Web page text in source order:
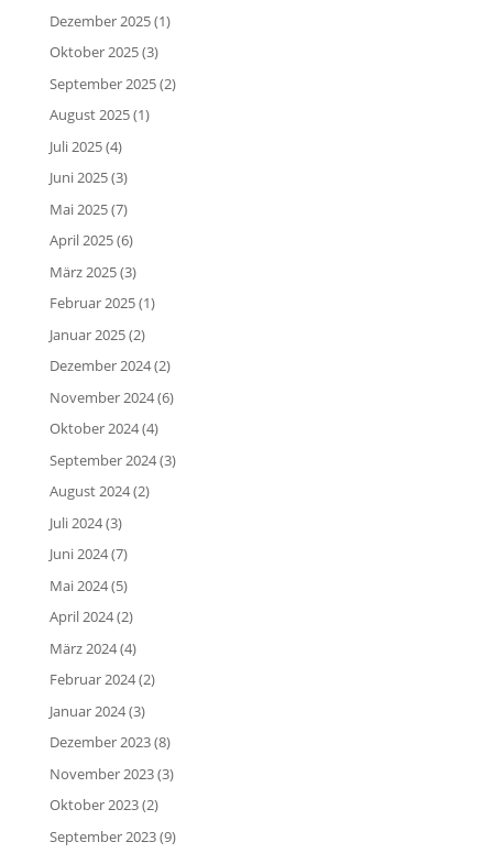
Dezember 2025(1)
Oktober 2025(3)
September 2025(2)
August 2025(1)
Juli 2025(4)
Juni 2025(3)
Mai 2025(7)
April 2025(6)
März 2025(3)
Februar 2025(1)
Januar 2025(2)
Dezember 2024(2)
November 2024(6)
Oktober 2024(4)
September 2024(3)
August 2024(2)
Juli 2024(3)
Juni 2024(7)
Mai 2024(5)
April 2024(2)
März 2024(4)
Februar 2024(2)
Januar 2024(3)
Dezember 2023(8)
November 2023(3)
Oktober 2023(2)
September 2023(9)